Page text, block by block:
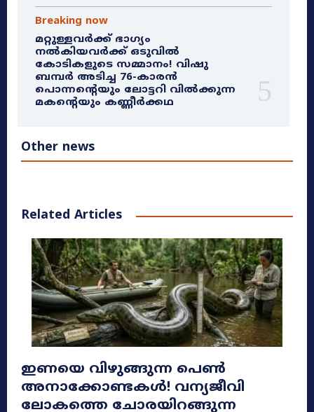
Breaking now
മറ്റുള്ളവർക്ക് ഭാഗ്യം
നൽകിയവർക്ക് ഒടുവിൽ
കോടികളുടെ സമ്മാനം! വിഷു
ബമ്പർ അടിച്ച 76-കാരൻ
പൊന്നന്റെയും ലോട്ടറി വിൽക്കുന്ന
മകന്റെയും കണ്ണീർക്കഥ
Other news
Related Articles
ഇണയെ വിഴുങ്ങുന്ന പെൺ
അനാക്കോണ്ടകൾ! വന്യജീവി
ലോകത്തെ ചോരയിറങ്ങുന്ന